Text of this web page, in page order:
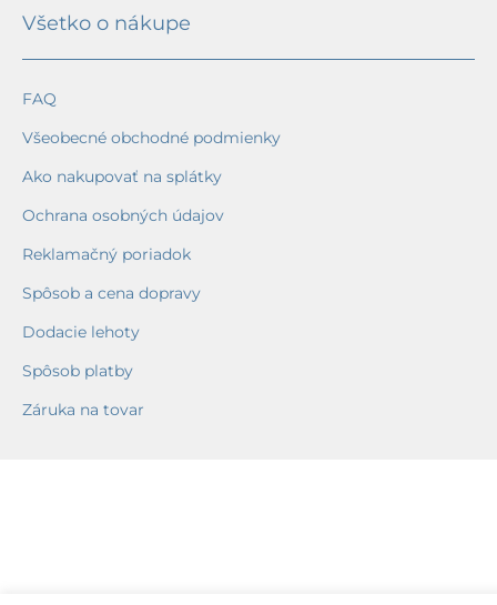
Všetko o nákupe
FAQ
Všeobecné obchodné podmienky
Ako nakupovať na splátky
Ochrana osobných údajov
Reklamačný poriadok
Spôsob a cena dopravy
Dodacie lehoty
Spôsob platby
Záruka na tovar